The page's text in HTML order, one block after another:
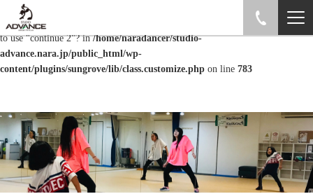
Warning: "continue" targeting switch is equivalent to "break". Did you mean
to use "continue 2"? in/home/naradancer/studio-
advance.nara.jp/public_html/wp-
content/plugins/sungrove/lib/class.customize.php on line 783